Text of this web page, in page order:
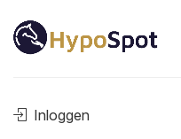
Inloggen